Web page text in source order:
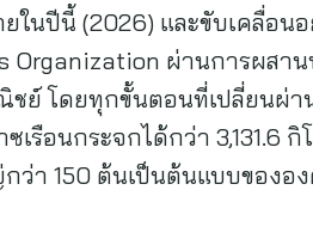
ในปีนี้ (2026) และขับเคลื่อน
Organization ผ่านการผสา
ย์ โดยทุกขั้นตอนที่เปลี่ยนผ่
รือนกระจกได้กว่า 3,131.6
ว่า 150 ต้นเป็นต้นแบบของ